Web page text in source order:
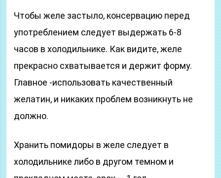
Чтобы желе застыло, консервацию перед
употреблением следует выдержать 6-8
часов в холодильнике. Как видите, желе
прекрасно схватывается и держит форму.
Главное -использовать качественный
желатин, и никаких проблем возникнуть не
должно.
Хранить помидоры в желе следует в
холодильнике либо в другом темном и